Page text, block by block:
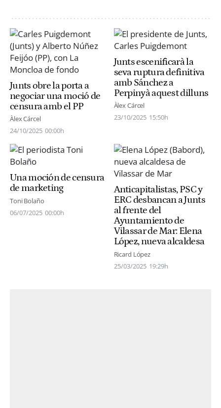
Junts obre la porta a
negociar una moció de
censura amb el PP
Àlex Cárcel
24/10/2025 00:00h
Junts escenificarà la
seva ruptura definitiva
amb Sánchez a
Perpinyà aquest dilluns
Àlex Cárcel
23/10/2025 15:50h
Una moción de censura
de marketing
Toni Bolaño
06/07/2025 00:00h
Anticapitalistas, PSC y
ERC desbancan a Junts
al frente del
Ayuntamiento de
Vilassar de Mar: Elena
López, nueva alcaldesa
Ricard López
25/03/2025 19:29h